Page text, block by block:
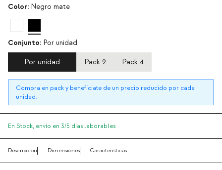
Color: Negro mate
Conjunto: Por unidad
Por unidad Pack 2 Pack 4
Compra en pack y benefíciate de un precio reducido por cada
unidad.
En Stock, envío en 3/5 días laborables
Descripción Dimensiones Características